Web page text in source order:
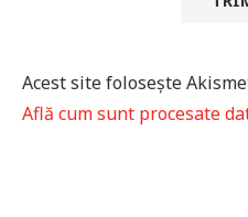
Acest site folosește
Află cum sunt procesate